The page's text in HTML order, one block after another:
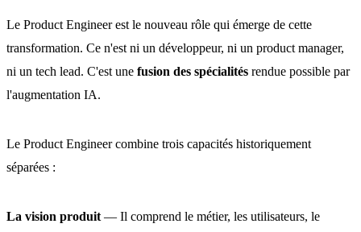
Le Product Engineer est le nouveau rôle qui émerge de cette
transformation. Ce n'est ni un développeur, ni un product manager,
ni un tech lead. C'est une fusion des spécialités rendue possible par
l'augmentation IA.
Le Product Engineer combine trois capacités historiquement
séparées :
La vision produit — Il comprend le métier, les utilisateurs, le